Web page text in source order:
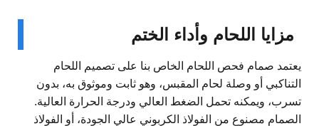
مزايا اللحام وأداء الختم
يعتمد صمام فحص اللحام الخاص بنا على تصميم اللحام
التناكبي أو وصلة لحام المقبس، وهو ثابت وموثوق به، بدون
تسرب، ويمكنه تحمل الضغط العالي ودرجة الحرارة العالية.
الصمام مصنوع من الفولاذ الكربوني عالي الجودة، أو الفولاذ